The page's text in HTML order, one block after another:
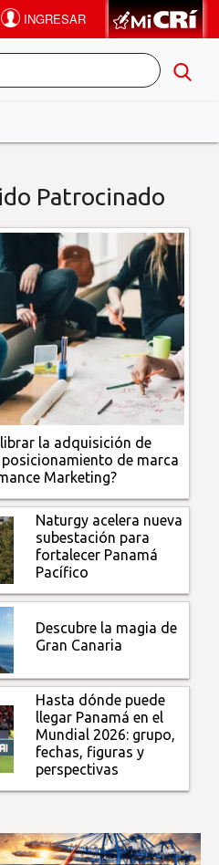
Patrocinado
la adquisición de
posicionamiento de marca
Marketing?
Naturgy acelera nueva
subestación para
fortalecer Panamá
Pacífico
Descubre la magia de
Gran Canaria
Hasta dónde puede
llegar Panamá en el
Mundial 2026: grupo,
fechas, figuras y
perspectivas